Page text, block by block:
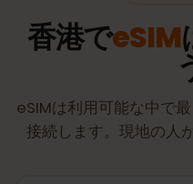
香港でeSIM
eSIMは利用可能な中で
接続します。現地の人